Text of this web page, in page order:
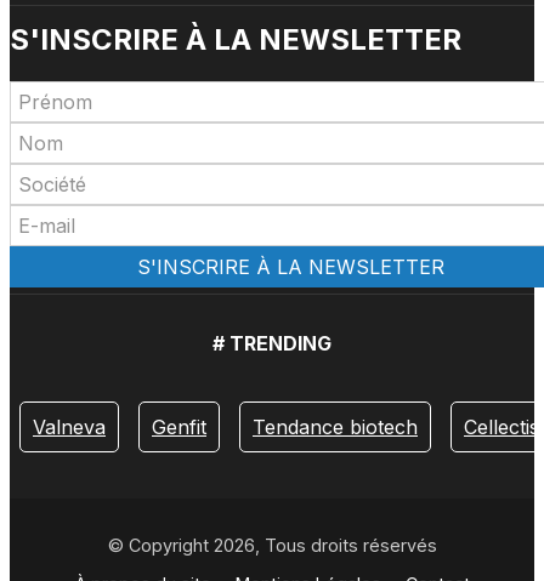
S'INSCRIRE À LA NEWSLETTER
# TRENDING
Valneva Genfit Tendance biotech Cellectis
© Copyright 2026, Tous droits réservés